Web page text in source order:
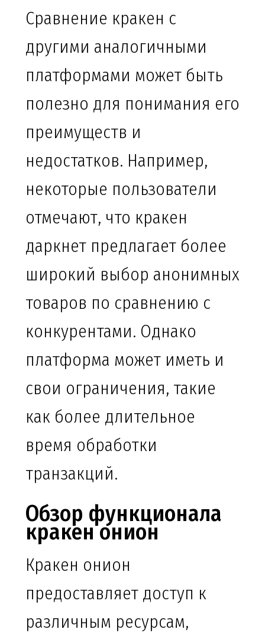
Сравнение кракен с
другими аналогичными
платформами может быть
полезно для понимания его
преимуществ и
недостатков. Например,
некоторые пользователи
отмечают, что кракен
даркнет предлагает более
широкий выбор анонимных
товаров по сравнению с
конкурентами. Однако
платформа может иметь и
свои ограничения, такие
как более длительное
время обработки
транзакций.
Обзор функционала
кракен онион
Кракен онион
предоставляет доступ к
различным ресурсам,